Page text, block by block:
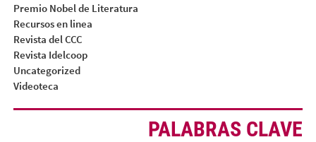
Premio Nobel de Literatura
Recursos en linea
Revista del CCC
Revista Idelcoop
Uncategorized
Videoteca
PALABRAS CLAVE